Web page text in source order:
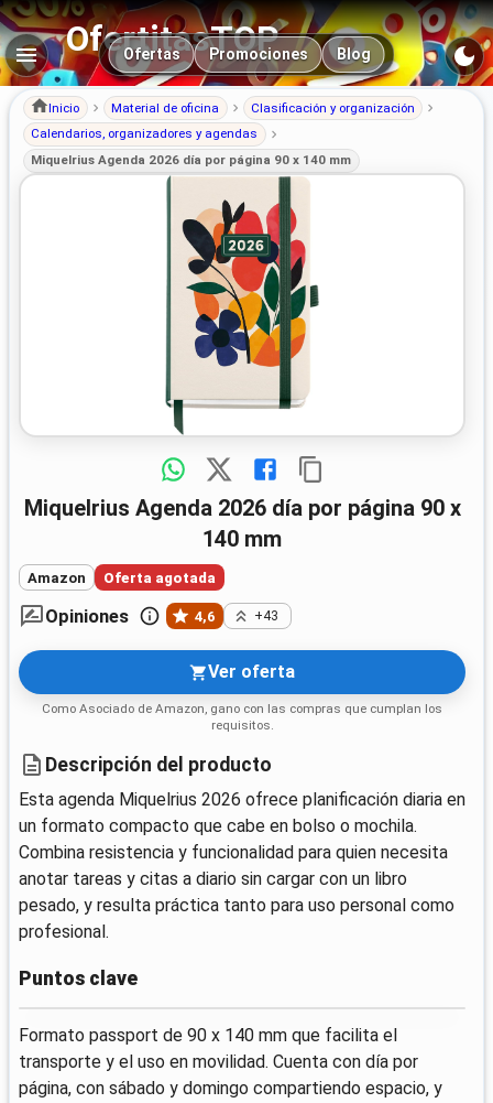
OfertitasTOP
Navegación principal
Ofertas Promociones Blog
Inicio Material de oficina
Clasificación y organización
Calendarios, organizadores y agendas
Miquelrius Agenda 2026 día por página 90 x 140 mm
Miquelrius Agenda 2026 día por página 90 x
140 mm
Amazon Oferta agotada
Opiniones 4,6 +43
Ver oferta
Como Asociado de Amazon, gano con las compras que cumplan los
requisitos.
Descripción del producto
Esta agenda Miquelrius 2026 ofrece planificación diaria en
un formato compacto que cabe en bolso o mochila.
Combina resistencia y funcionalidad para quien necesita
anotar tareas y citas a diario sin cargar con un libro
pesado, y resulta práctica tanto para uso personal como
profesional.
Puntos clave
Formato passport de 90 x 140 mm que facilita el
transporte y el uso en movilidad. Cuenta con día por
página, con sábado y domingo compartiendo espacio, y